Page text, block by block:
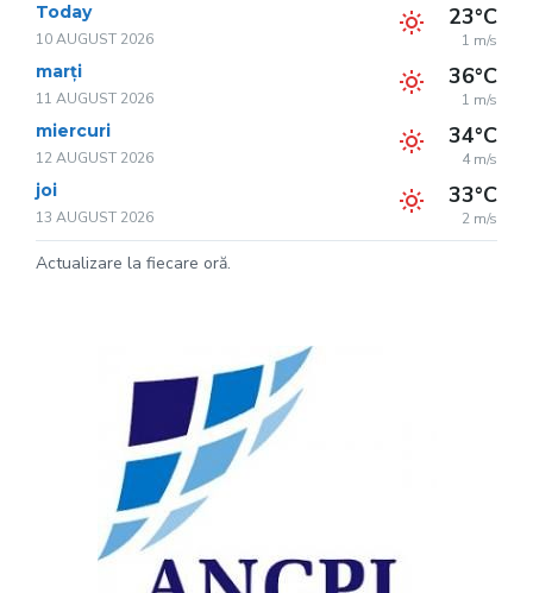
Today
10 AUGUST 2026
23°C
1 m/s
marți
11 AUGUST 2026
36°C
1 m/s
miercuri
12 AUGUST 2026
34°C
4 m/s
joi
13 AUGUST 2026
33°C
2 m/s
Actualizare la fiecare oră.